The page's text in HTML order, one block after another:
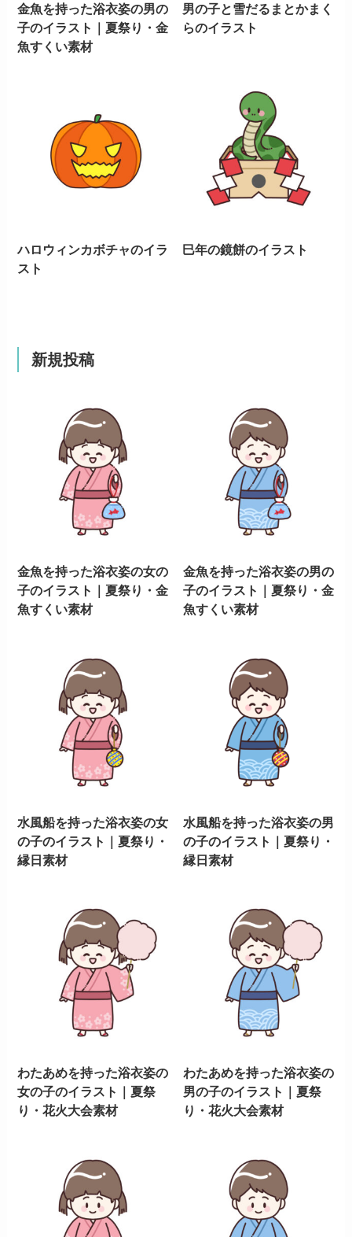
金魚を持った浴衣姿の男の
子のイラスト｜夏祭り・金
魚すくい素材
男の子と雪だるまとかまく
らのイラスト
ハロウィンカボチャのイラ
スト
巳年の鏡餅のイラスト
新規投稿
金魚を持った浴衣姿の女の
子のイラスト｜夏祭り・金
魚すくい素材
金魚を持った浴衣姿の男の
子のイラスト｜夏祭り・金
魚すくい素材
水風船を持った浴衣姿の女
の子のイラスト｜夏祭り・
縁日素材
水風船を持った浴衣姿の男
の子のイラスト｜夏祭り・
縁日素材
わたあめを持った浴衣姿の
女の子のイラスト｜夏祭
り・花火大会素材
わたあめを持った浴衣姿の
男の子のイラスト｜夏祭
り・花火大会素材